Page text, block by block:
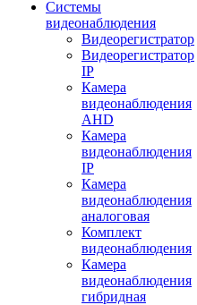
Системы
видеонаблюдения
Видеорегистратор
Видеорегистратор
IP
Камера
видеонаблюдения
AHD
Камера
видеонаблюдения
IP
Камера
видеонаблюдения
аналоговая
Комплект
видеонаблюдения
Камера
видеонаблюдения
гибридная